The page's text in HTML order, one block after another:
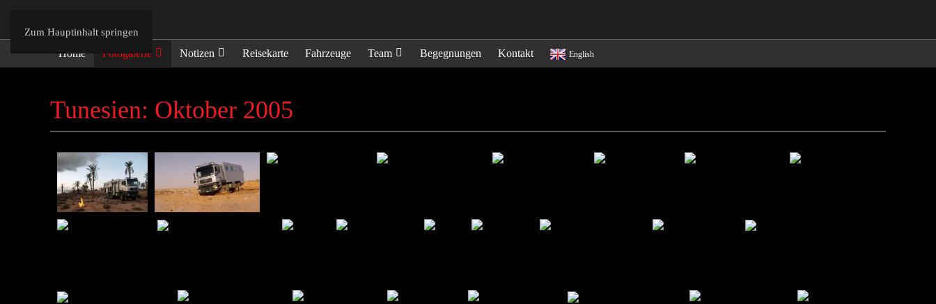
Zum Hauptinhalt springen
Home Fotogalerie Notizen Reisekarte Fahrzeuge Team Begegnungen Kontakt English
Tunesien: Oktober 2005